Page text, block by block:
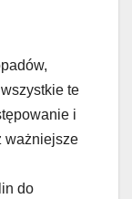
te
i
ważniejsze
do